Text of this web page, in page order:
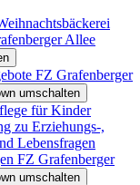
Allee
FZ Grafenberger
umschalten
für Kinder
zu Erziehungs-,
Lebensfragen
FZ Grafenberger
umschalten